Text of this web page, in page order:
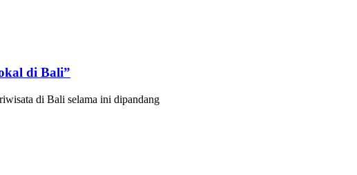
di Bali”
di Bali selama ini dipandang